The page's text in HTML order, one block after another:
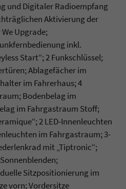
und Digitaler Radioempfang
Aktivierung der
Upgrade;
inkl.
Start“; 2 Funkschlüssel;
Ablagefächer im
im Fahrerhaus; 4
Bodenbelag im
im Fahrgastraum Stoff;
2 LED-Innenleuchten
im Fahrgastraum; 3-
mit „Tiptronic“;
Sitzpositionierung im
vorn; Vordersitze